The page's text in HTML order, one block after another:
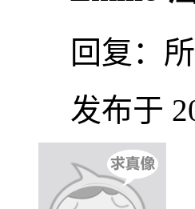
回复：
发布于